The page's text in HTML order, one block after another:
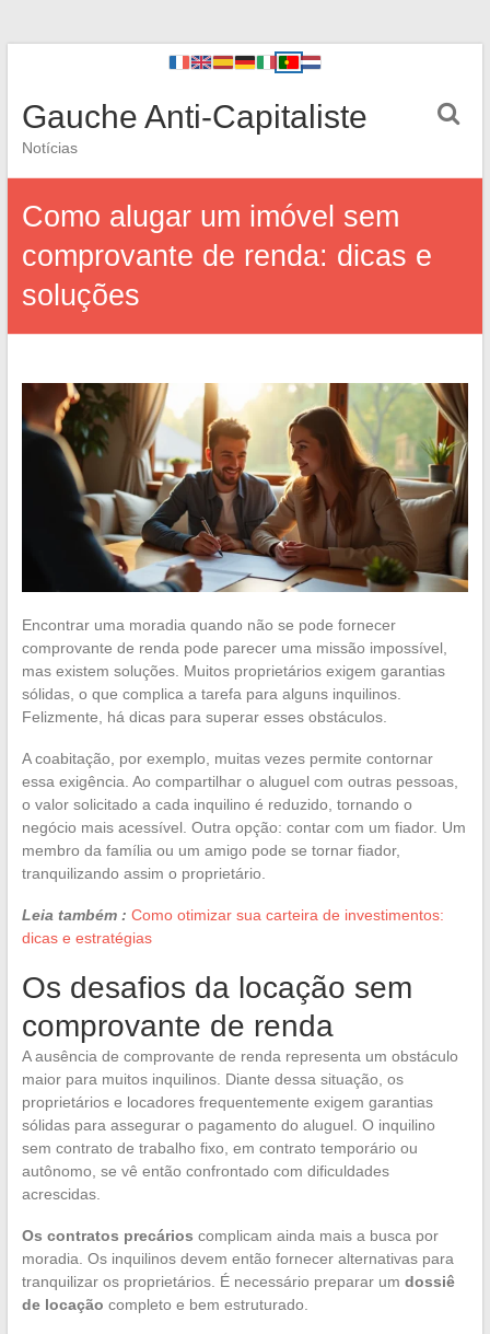
Gauche Anti-Capitaliste
Notícias
Como alugar um imóvel sem
comprovante de renda: dicas e
soluções
Encontrar uma moradia quando não se pode fornecer
comprovante de renda pode parecer uma missão impossível,
mas existem soluções. Muitos proprietários exigem garantias
sólidas, o que complica a tarefa para alguns inquilinos.
Felizmente, há dicas para superar esses obstáculos.
A coabitação, por exemplo, muitas vezes permite contornar
essa exigência. Ao compartilhar o aluguel com outras pessoas,
o valor solicitado a cada inquilino é reduzido, tornando o
negócio mais acessível. Outra opção: contar com um fiador. Um
membro da família ou um amigo pode se tornar fiador,
tranquilizando assim o proprietário.
Leia também : Como otimizar sua carteira de investimentos:
dicas e estratégias
Os desafios da locação sem
comprovante de renda
A ausência de comprovante de renda representa um obstáculo
maior para muitos inquilinos. Diante dessa situação, os
proprietários e locadores frequentemente exigem garantias
sólidas para assegurar o pagamento do aluguel. O inquilino
sem contrato de trabalho fixo, em contrato temporário ou
autônomo, se vê então confrontado com dificuldades
acrescidas.
Os contratos precários complicam ainda mais a busca por
moradia. Os inquilinos devem então fornecer alternativas para
tranquilizar os proprietários. É necessário preparar um dossiê
de locação completo e bem estruturado.